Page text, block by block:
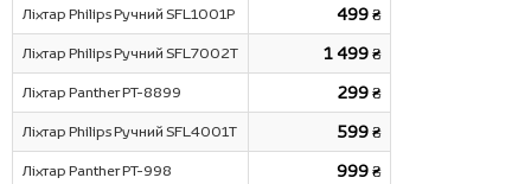
Ліхтар Philips Ручний SFL1001P 499 ₴
Ліхтар Philips Ручний SFL7002T 1 499 ₴
Ліхтар Panther PT-8899 299 ₴
Ліхтар Philips Ручний SFL4001T 599 ₴
Ліхтар Panther PT-998 999 ₴